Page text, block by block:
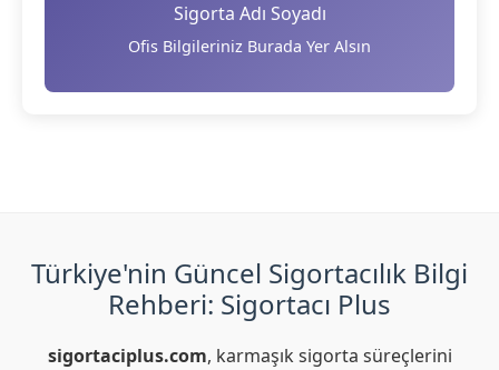
Sigorta Adı Soyadı
Ofis Bilgileriniz Burada Yer Alsın
Türkiye'nin Güncel Sigortacılık Bilgi
Rehberi: Sigortacı Plus
sigortaciplus.com, karmaşık sigorta süreçlerini